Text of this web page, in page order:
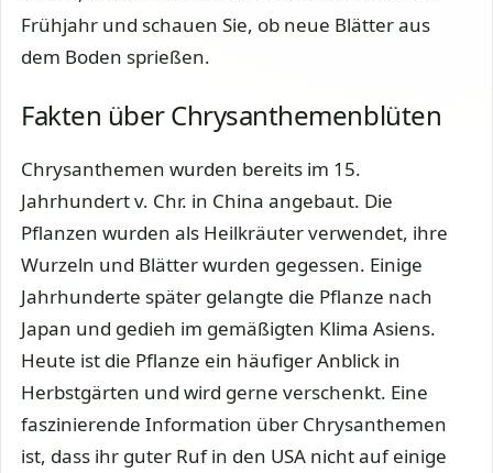
Frühjahr und schauen Sie, ob neue Blätter aus
dem Boden sprießen.
Fakten über Chrysanthemenblüten
Chrysanthemen wurden bereits im 15.
Jahrhundert v. Chr. in China angebaut. Die
Pflanzen wurden als Heilkräuter verwendet, ihre
Wurzeln und Blätter wurden gegessen. Einige
Jahrhunderte später gelangte die Pflanze nach
Japan und gedieh im gemäßigten Klima Asiens.
Heute ist die Pflanze ein häufiger Anblick in
Herbstgärten und wird gerne verschenkt. Eine
faszinierende Information über Chrysanthemen
ist, dass ihr guter Ruf in den USA nicht auf einige